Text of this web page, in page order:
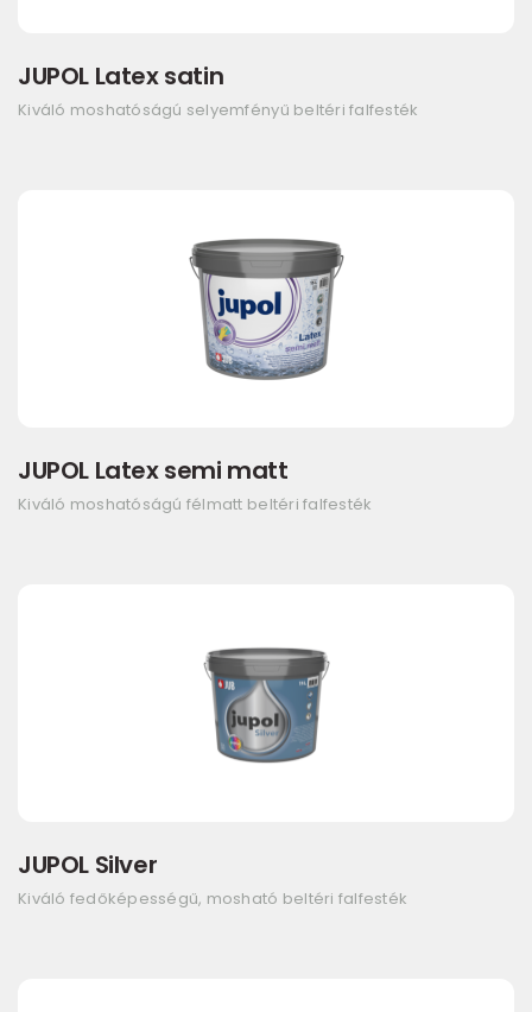
JUPOL Latex satin
Kiváló moshatóságú selyemfényű beltéri falfesték
JUPOL Latex semi matt
Kiváló moshatóságú félmatt beltéri falfesték
JUPOL Silver
Kiváló fedőképességű, mosható beltéri falfesték